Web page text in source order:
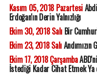
Kasım 05, 2018 Pazartesi
Erdoğan'ın Derin Yalnızlığı
Ekim 30, 2018 SalıBir
Ekim 23, 2018 Salı
Ekim 17, 2018 Çarşamba
İstediği Kadar Cihat Etmek Ya